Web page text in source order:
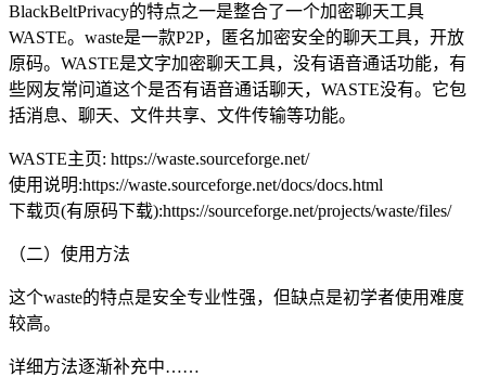
BlackBeltPrivacy的特点之一是整合了一个加密聊天工具
WASTE。waste是一款P2P，匿名加密安全的聊天工具，开放
原码。WASTE是文字加密聊天工具，没有语音通话功能，有
些网友常问道这个是否有语音通话聊天，WASTE没有。它包
括消息、聊天、文件共享、文件传输等功能。
WASTE主页: https://waste.sourceforge.net/
使用说明:https://waste.sourceforge.net/docs/docs.html
下载页(有原码下载):https://sourceforge.net/projects/waste/files/
（二）使用方法
这个waste的特点是安全专业性强，但缺点是初学者使用难度
较高。
详细方法逐渐补充中……